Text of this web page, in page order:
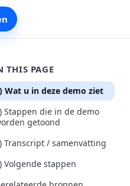
THIS PAGE
Wat u in deze demo ziet
Stappen die in de demo
getoond
Transcript / samenvatting
Volgende stappen